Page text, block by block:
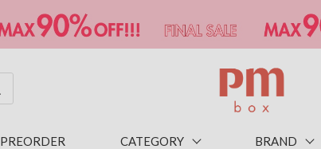
PREORDER CATEGORY BRAND